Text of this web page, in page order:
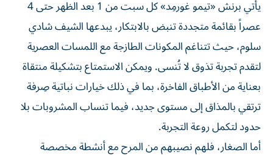
يأتي برنش «تيمو غورمِد» كل سبت من 1 بعد الظهر حتى 4
عصراً بقائمة متجددة تنبض بالابتكار، يبدعها الشيف شادي
سلوم، حيث تتناغم المكونات الطازجة مع اللمسات العصرية
لتقدم تجربة تذوق لا تُنسى. ويمكن الاستمتاع بتشكيلة منتقاة
بعناية من الأطباق الفاخرة، بما في ذلك خيارات نباتية صِرفة
ترتقي بالمذاق إلى مستوى جديد، فيما تنساب المشروبات بلا
حدود لتكمل روعة التجربة.
أما الصغار، فلهم نصيبهم من المرح مع أنشطة مخصصة